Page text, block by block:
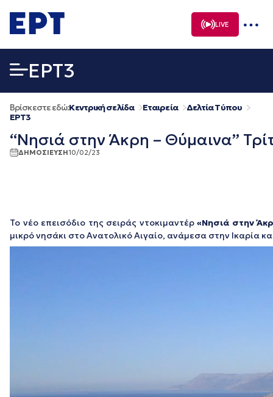
σε
περιεχόμενο
LIVE
EΡΤ3
Βρίσκεστε εδώ:Κεντρική σελίδα Εταιρεία
Δελτία Τύπου
EΡΤ3
“Νησιά στην Άκρη – Θύμαινα”
ΔΗΜΟΣΙΕΥΣΗ10/02/23
Το νέο επεισόδιο της σειράς ντοκιμαντέρ «Νησιά στην
μικρό νησάκι στο Ανατολικό Αιγαίο, ανάμεσα στην Ικαρία